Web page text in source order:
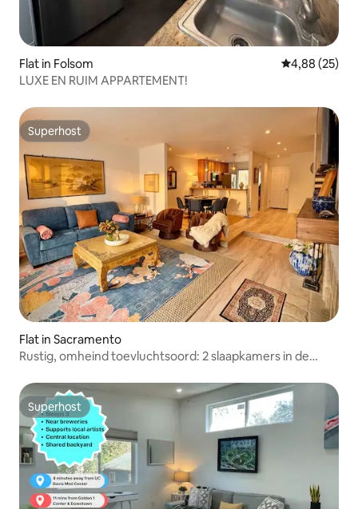
Flat in Folsom Gemiddelde
4,88 (25)
LUXE EN RUIM APPARTEMENT!
Superhost
Superhost
Flat in Sacramento
Rustig, omheind toevluchtsoord: 2 slaapkamers in de
Superhost
Superhost